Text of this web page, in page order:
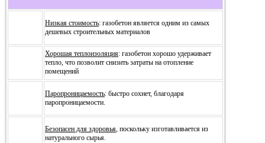
Низкая стоимость: газобетон является одним из самых
дешевых строительных материалов
Хорошая теплоизоляция: газобетон хорошо удерживает
тепло, что позволит снизить затраты на отопление
помещений
Паропроницаемость: быстро сохнет, благодаря
паропроницаемости.
Безопасен для здоровья, поскольку изготавливается из
натурального сырья.